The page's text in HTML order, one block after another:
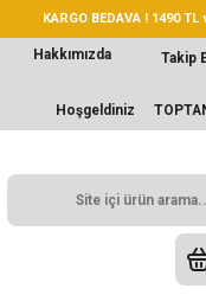
KARGO BEDAVA ! 1490
Hakkımızda Takip
Hoşgeldiniz